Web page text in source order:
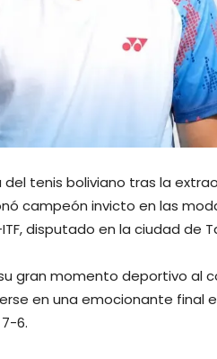
del tenis boliviano tras la
campeón invicto en las
disputado en la ciudad de
gran momento deportivo al
en una emocionante final
6.